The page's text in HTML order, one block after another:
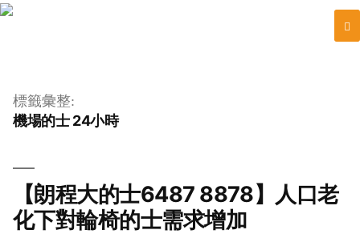
標籤彙整:
機場的士 24小時
【朗程大的士6487 8878】人口老
化下對輪椅的士需求增加